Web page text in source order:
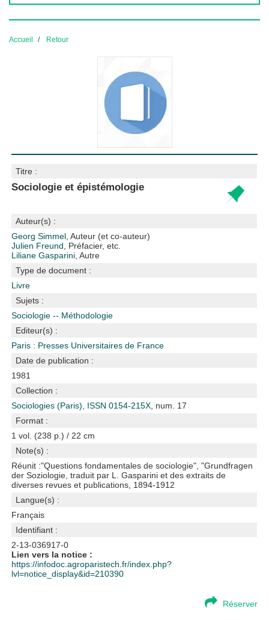
Accueil Retour
Titre :
Sociologie et épistémologie
Auteur(s) :
Georg Simmel , Auteur (et co-auteur)
Julien Freund , Préfacier, etc.
Liliane Gasparini , Autre
Type de document :
Livre
Sujets :
Sociologie -- Méthodologie
Editeur(s) :
Paris : Presses Universitaires de France
Date de publication :
1981
Collection :
Sociologies (Paris), ISSN 0154-215X , num. 17
Format :
1 vol. (238 p.) / 22 cm
Note(s) :
Réunit :"Questions fondamentales de sociologie", "Grundfragen
der Soziologie, traduit par L. Gasparini et des extraits de
diverses revues et publications, 1894-1912
Langue(s) :
Français
Identifiant :
2-13-036917-0
Lien vers la notice :
https://infodoc.agroparistech.fr/index.php?
lvl=notice_display&id=210390
Réserver